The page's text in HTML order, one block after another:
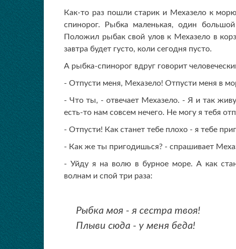
Как-то раз пошли старик и Мехазело к
спинорог. Рыбка маленькая, один
Положил рыбак свой улов к Мехазело в
завтра будет густо, коли сегодня пусто.
А рыбка-спинорог вдруг говорит
- Отпусти меня, Мехазело! Отпусти меня в
- Что ты, - отвечает Мехазело. - Я и так
есть-то нам совсем нечего. Не могу я тебя
- Отпусти! Как станет тебе плохо - я тебе
- Как же ты пригодишься? - спрашивает
- Уйду я на волю в бурное море. А как
волнам и спой три раза:
Рыбка моя - я сестра твоя!
Плыви сюда - у меня беда!